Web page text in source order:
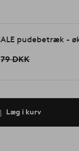
pudebetræk -
79 DKK
Læg i kurv